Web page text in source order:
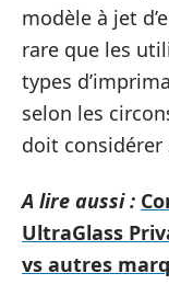
modèle à jet
rare que les
types
selon les
doit considérer
A lire aussi :
UltraGlass
vs autres